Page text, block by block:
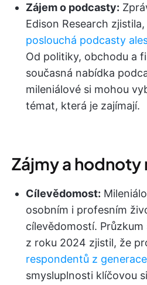
Zájem o podcasty:
Edison Research
poslouchá podcasty
Od politiky, obchodu a
současná nabídka
mileniálové si mohou
témat, která je zajímají.
Zájmy a hodnoty
Cílevědomost:
osobním i profesním
cílevědomostí.
z roku 2024 zjistil, že
respondentů z
smysluplnosti klíčovou